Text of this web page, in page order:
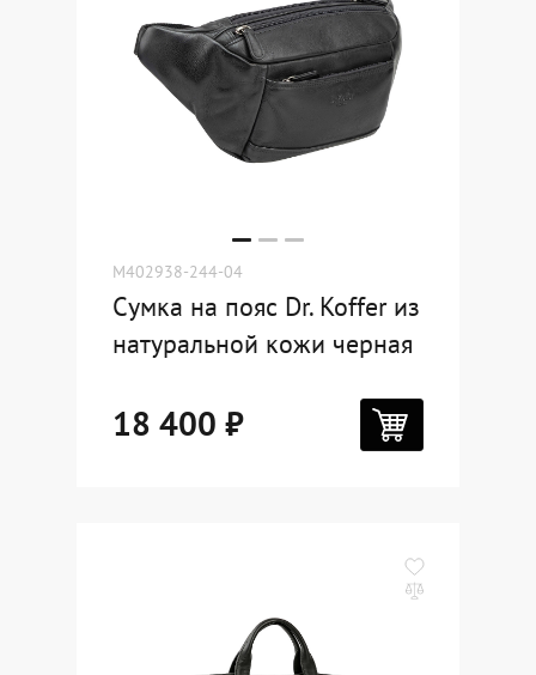
M402938-244-04
Сумка на пояс Dr. Koffer из
натуральной кожи черная
18 400 ₽